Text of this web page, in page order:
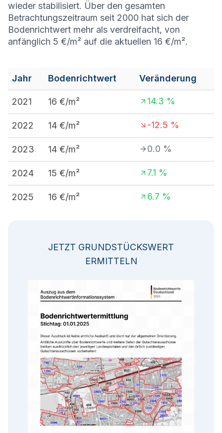
wieder stabilisiert. Über den gesamten
Betrachtungszeitraum seit 2000 hat sich der
Bodenrichtwert mehr als verdreifacht, von
anfänglich 5 €/m² auf die aktuellen 16 €/m².
Jahr Bodenrichtwert Veränderung
2021 16 €/m² 14.3 %
2022 14 €/m² -12.5 %
2023 14 €/m² 0.0 %
2024 15 €/m² 7.1 %
2025 16 €/m² 6.7 %
JETZT GRUNDSTÜCKSWERT
ERMITTELN